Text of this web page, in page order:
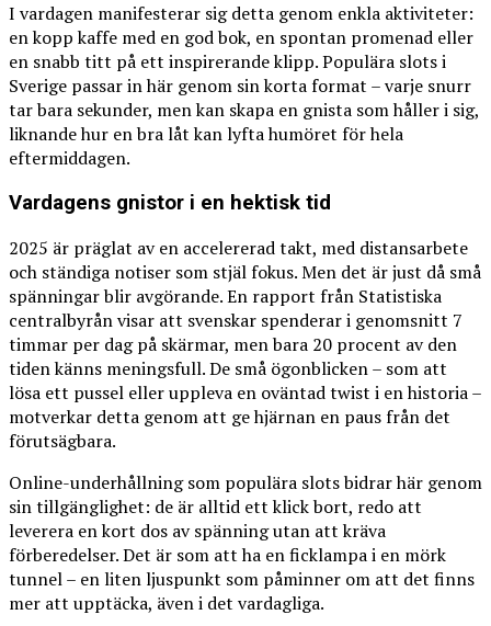
I vardagen manifesterar sig detta genom enkla aktiviteter:
en kopp kaffe med en god bok, en spontan promenad eller
en snabb titt på ett inspirerande klipp. Populära slots i
Sverige passar in här genom sin korta format – varje snurr
tar bara sekunder, men kan skapa en gnista som håller i sig,
liknande hur en bra låt kan lyfta humöret för hela
eftermiddagen.
Vardagens gnistor i en hektisk tid
2025 är präglat av en accelererad takt, med distansarbete
och ständiga notiser som stjäl fokus. Men det är just då små
spänningar blir avgörande. En rapport från Statistiska
centralbyrån visar att svenskar spenderar i genomsnitt 7
timmar per dag på skärmar, men bara 20 procent av den
tiden känns meningsfull. De små ögonblicken – som att
lösa ett pussel eller uppleva en oväntad twist i en historia –
motverkar detta genom att ge hjärnan en paus från det
förutsägbara.
Online-underhållning som populära slots bidrar här genom
sin tillgänglighet: de är alltid ett klick bort, redo att
leverera en kort dos av spänning utan att kräva
förberedelser. Det är som att ha en ficklampa i en mörk
tunnel – en liten ljuspunkt som påminner om att det finns
mer att upptäcka, även i det vardagliga.